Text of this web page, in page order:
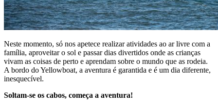
Neste momento, só nos apetece realizar atividades ao ar livre com a
família, aproveitar o sol e passar dias divertidos onde as crianças
vivam as coisas de perto e aprendam sobre o mundo que as rodeia.
A bordo do Yellowboat, a aventura é garantida e é um dia diferente,
inesquecível.
Soltam-se os cabos, começa a aventura!